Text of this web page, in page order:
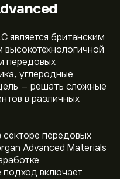
является британским
передовых
углеродные
– решать сложные
в различных
секторе передовых
Advanced Materials
подход включает